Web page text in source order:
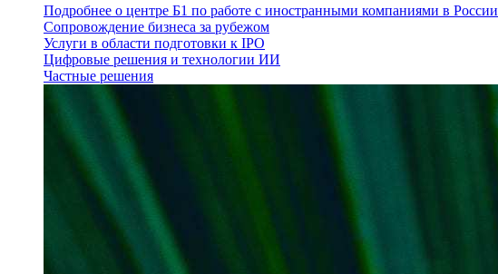
Подробнее о центре Б1 по работе с иностранными компаниями в России
Сопровождение бизнеса за рубежом
Услуги в области подготовки к IPO
Цифровые решения и технологии ИИ
Частные решения